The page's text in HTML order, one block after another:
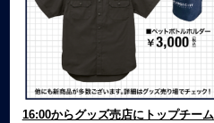
16:00からグッズ売店にトップチー